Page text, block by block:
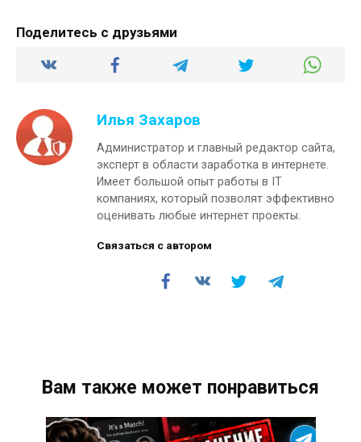
Поделитесь с друзьями
Илья Захаров
Администратор и главный редактор сайта,
эксперт в области заработка в интернете.
Имеет большой опыт работы в IT
компаниях, который позволят эффективно
оценивать любые интернет проекты.
Связаться с автором
Вам также может понравиться